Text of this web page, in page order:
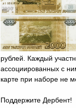
рублей. Каждый
ассоциированных с
карте при наборе не
Поддержите Дербент!